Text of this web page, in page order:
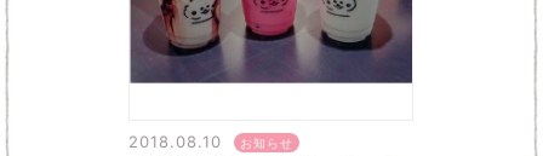
2018.08.10 お知らせ